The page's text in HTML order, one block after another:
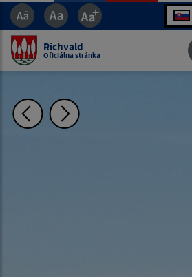
Richvald
Oficiálna stránka